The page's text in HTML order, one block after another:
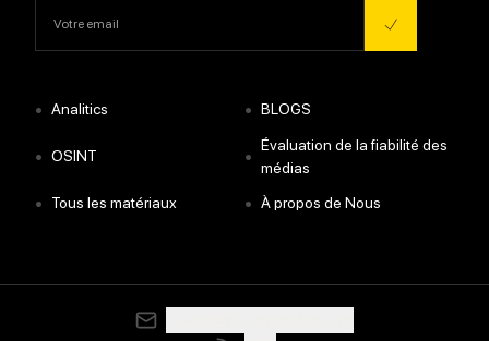
• Analitics • BLOGS
• OSINT •
Évaluation de la fiabilité des
médias
• Tous les matériaux • À propos de Nous